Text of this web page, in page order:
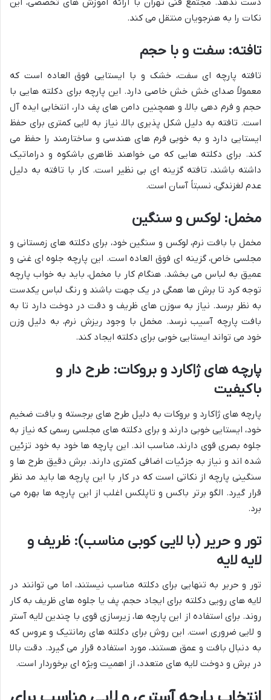
دست ندهد. مجتمع فنی تهران با ارائه آموزش های تخصصی، این
نکات را به هنرجویان منتقل می کند.
تافته: سفت و با حجم
تافته پارچه ای سفت، خشک و با ایستایی فوق العاده است که
معمولاً صدای خش خش خاصی دارد. این پارچه برای دکلته هایی با
حجم و فرم دهی بالا، و همچنین دامن های پف دار، انتخابی ایده آل
است. تافته به دلیل شکل پذیری بالا، نیاز به لایی کمتری برای حفظ
ایستایی دارد و به خوبی فرم های هندسی و ساختارمند را حفظ می
کند. برای دکلته هایی که می خواهند ظاهری باشکوه و دراماتیک
داشته باشند، تافته گزینه ای بی نظیر است. کار با تافته به دلیل
عدم لغزندگی، نسبتاً آسان است.
مخمل: لوکس و سنگین
مخمل با بافت نرم، لوکس و سنگین خود، برای دکلته های زمستانی و
مجلسی خاص، گزینه ای فوق العاده است. این پارچه جلوه ای غنی و
عمیق به لباس می بخشد. هنگام کار با مخمل، باید به خواب پارچه
توجه کرد تا برش ها همگی در یک جهت باشند و رنگ لباس یکدست
به نظر برسد. نیاز به سوزن های ظریف و دقت در دوخت دارد تا به
بافت پارچه آسیب نرسد. مخمل با وجود ریزش نرم، به دلیل وزن
خود می تواند ایستایی خوبی برای دکلته ایجاد کند.
پارچه های ژاکارد و بروکات: طرح دار و
باکیفیت
پارچه های ژاکارد و بروکات به دلیل طرح های برجسته و بافت ضخیم
خود، ایستایی خوبی دارند و برای دکلته های مجلسی رسمی که نیاز به
جلوه بصری قوی دارند، مناسب اند. این پارچه ها خود به خود تزئین
شده اند و نیاز به جزئیات اضافی کمتری دارند. برش دقیق طرح ها و
سنگینی پارچه از نکاتی است که در کار با این پارچه ها باید مد نظر
قرار گیرد. الگو برتر باکس و تاپلکس اغلب از این پارچه ها بهره می
برد.
تور و حریر (با لایی کوبی مناسب): ظریف و
لایه لایه
تور و حریر به تنهایی برای دکلته مناسب نیستند، اما می توانند در
لایه های رویی دکلته برای ایجاد حجم، پف یا جلوه های ظریف به کار
روند. برای استفاده از این پارچه ها، زیرسازی قوی با چندین لایه آستر
و لایی ضروری است. این روش برای دکلته های رمانتیک و عروس که
به دنبال بافت و عمق هستند، مورد استفاده قرار می گیرد. دقت بالا
در برش و دوخت لایه های متعدد، از اهمیت ویژه ای برخوردار است.